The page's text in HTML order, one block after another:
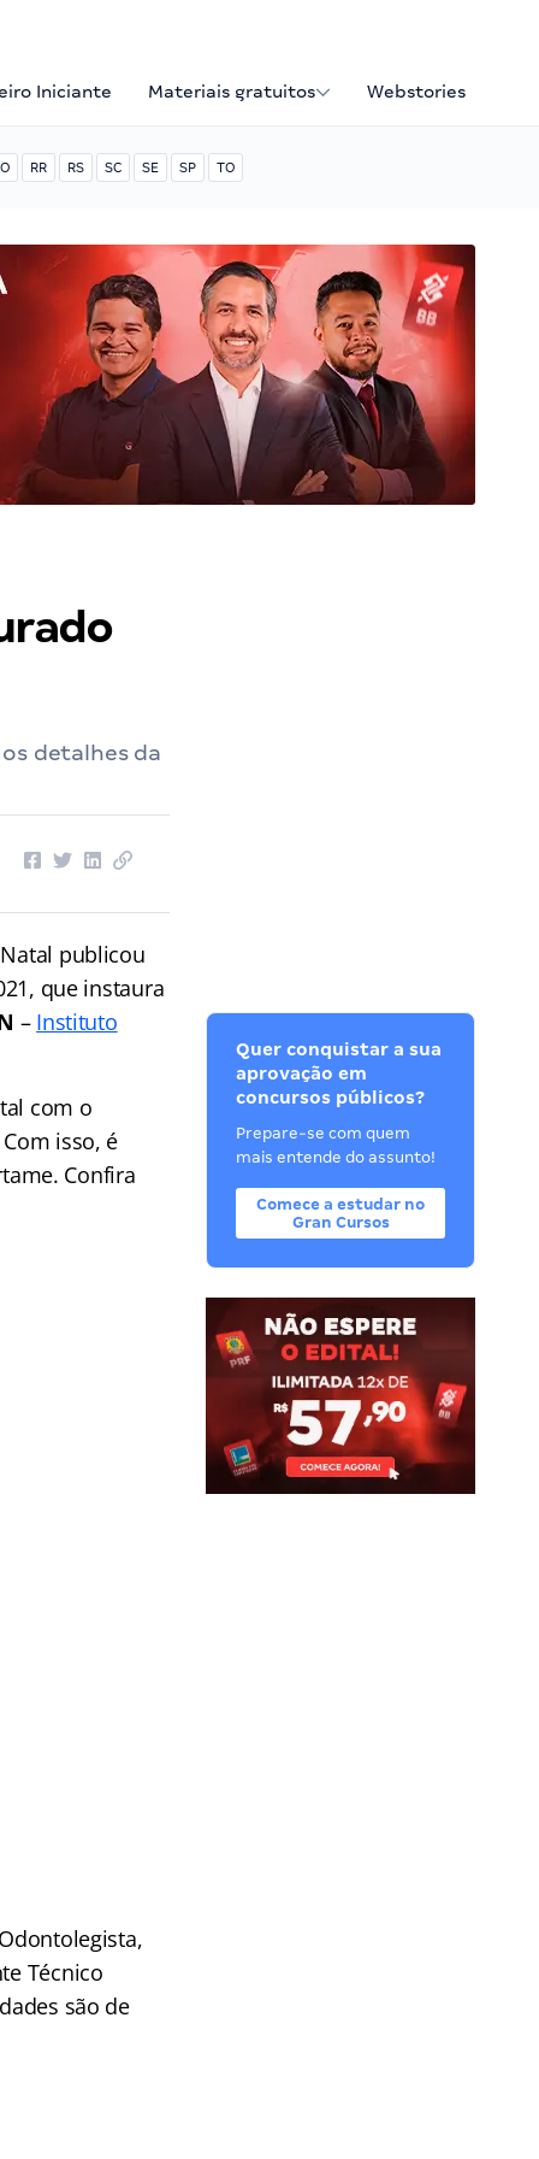
Iniciante Materiais gratuitos Webstories
RR RS SC SE SP TO
detalhes da
publicou
que instaura
– Instituto
com o
isso, é
Confira
Técnico
são de
Quer conquistar a sua
aprovação em
concursos públicos?
Prepare-se com quem
mais entende do assunto!
Comece a estudar no
Gran Cursos